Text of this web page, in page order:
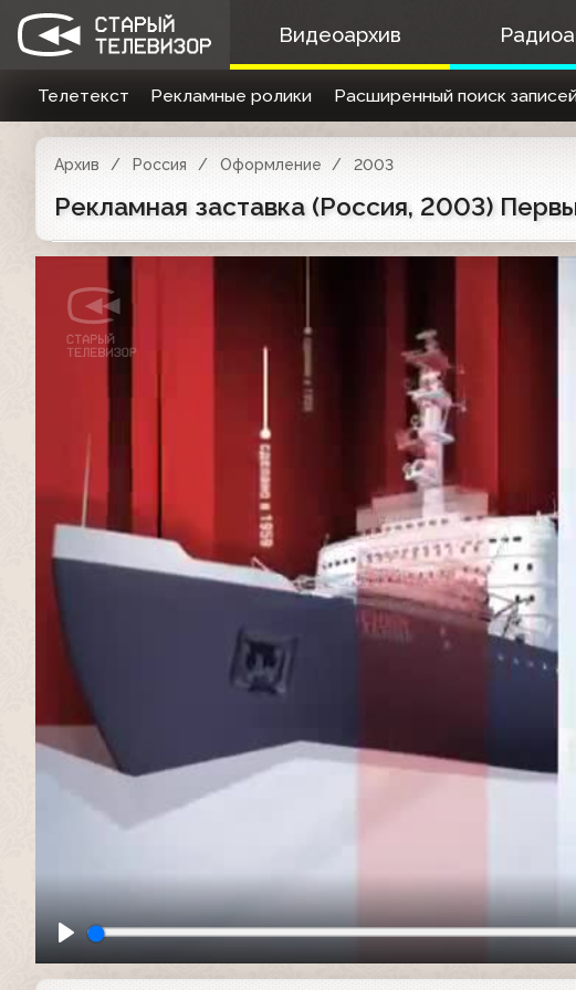
Видеоархив
Телетекст Рекламные ролики Расширенный поиск
Архив Россия Оформление 2003
Рекламная заставка (Россия, 2003)